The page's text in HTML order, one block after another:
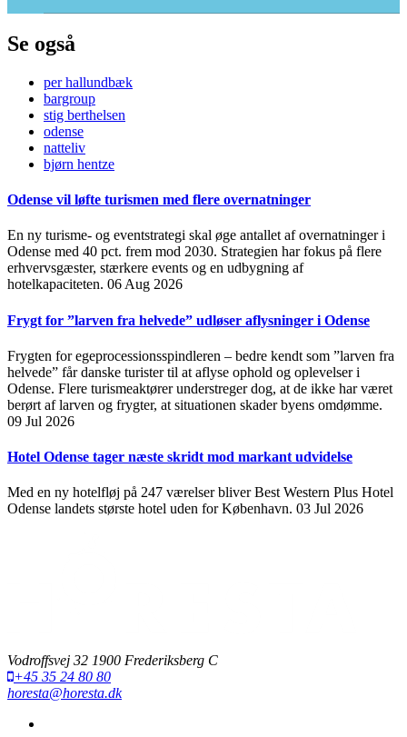
Se også
per hallundbæk
bargroup
stig berthelsen
odense
natteliv
bjørn hentze
Odense vil løfte turismen med flere overnatninger
En ny turisme- og eventstrategi skal øge antallet af overnatninger i
Odense med 40 pct. frem mod 2030. Strategien har fokus på flere
erhvervsgæster, stærkere events og en udbygning af
hotelkapaciteten. 06 Aug 2026
Frygt for ”larven fra helvede” udløser aflysninger i Odense
Frygten for egeprocessionsspindleren – bedre kendt som ”larven fra
helvede” får danske turister til at aflyse ophold og oplevelser i
Odense. Flere turismeaktører understreger dog, at de ikke har været
berørt af larven og frygter, at situationen skader byens omdømme.
09 Jul 2026
Hotel Odense tager næste skridt mod markant udvidelse
Med en ny hotelfløj på 247 værelser bliver Best Western Plus Hotel
Odense landets største hotel uden for København. 03 Jul 2026
Vodroffsvej 32 1900 Frederiksberg C
+45 35 24 80 80
horesta@horesta.dk